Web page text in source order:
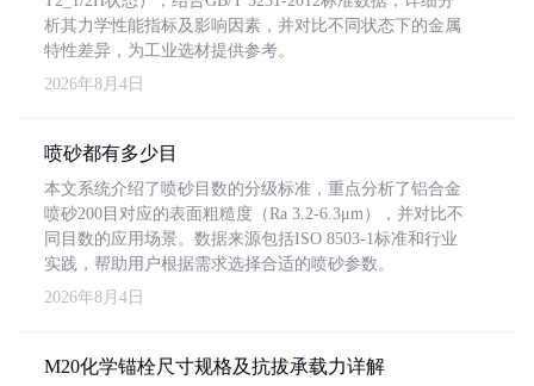
析其力学性能指标及影响因素，并对比不同状态下的金属
特性差异，为工业选材提供参考。
2026年8月4日
喷砂都有多少目
本文系统介绍了喷砂目数的分级标准，重点分析了铝合金
喷砂200目对应的表面粗糙度（Ra 3.2-6.3μm），并对比不
同目数的应用场景。数据来源包括ISO 8503-1标准和行业
实践，帮助用户根据需求选择合适的喷砂参数。
2026年8月4日
M20化学锚栓尺寸规格及抗拔承载力详解